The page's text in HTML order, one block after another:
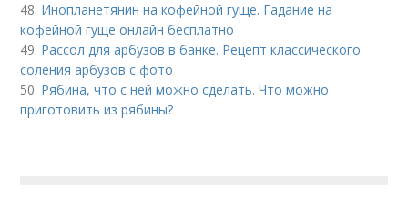
48. Инопланетянин на кофейной гуще. Гадание на
кофейной гуще онлайн бесплатно
49. Рассол для арбузов в банке. Рецепт классического
соления арбузов с фото
50. Рябина, что с ней можно сделать. Что можно
приготовить из рябины?